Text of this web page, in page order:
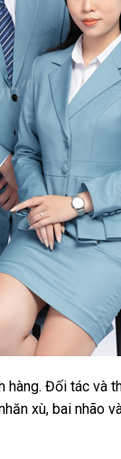
Đối tác và
xù, bai nhão